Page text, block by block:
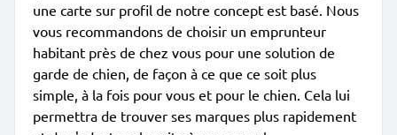
une carte sur profil de notre concept est basé. Nous
vous recommandons de choisir un emprunteur
habitant près de chez vous pour une solution de
garde de chien, de façon à ce que ce soit plus
simple, à la fois pour vous et pour le chien. Cela lui
permettra de trouver ses marques plus rapidement